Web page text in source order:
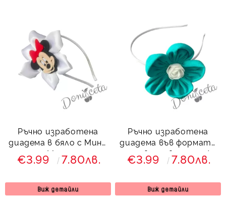
Ръчно изработена
диадема в бяло с Мини
Маус
€3.99 7.80лв.
Виж детайли
Ръчно изработена
диадема във формата
на цвете в мента/
тюркоаз
€3.99 7.80лв.
Виж детайли